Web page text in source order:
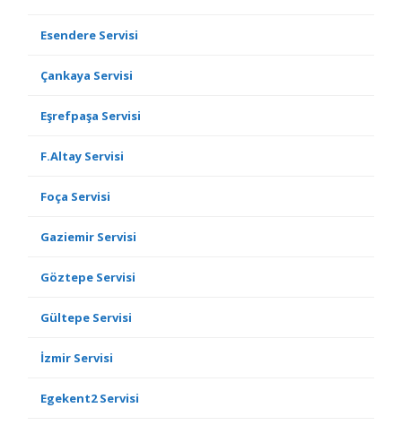
Esendere Servisi
Çankaya Servisi
Eşrefpaşa Servisi
F.Altay Servisi
Foça Servisi
Gaziemir Servisi
Göztepe Servisi
Gültepe Servisi
İzmir Servisi
Egekent2 Servisi